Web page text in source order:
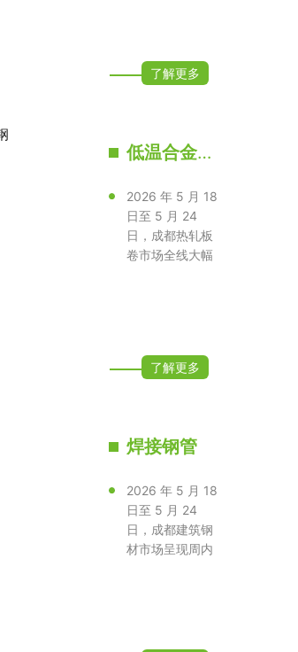
了解更多
低温合金槽钢
2026 年 5 月 18
日至 5 月 24
日，成都热轧板
卷市场全线大幅
了解更多
焊接钢管
2026 年 5 月 18
日至 5 月 24
日，成都建筑钢
材市场呈现周内